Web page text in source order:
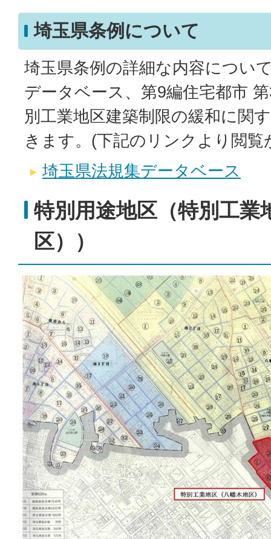
埼玉県条例について
埼玉県条例の詳細な内容につい
データベース、第9編住宅都市
別工業地区建築制限の緩和に関
きます。(下記のリンクより閲覧
埼玉県法規集データベース
特別用途地区（特別工業
区））